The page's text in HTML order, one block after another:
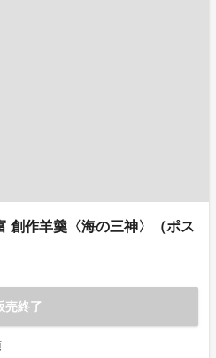
創作羊羹〈海の三神〉（ポス
売終了